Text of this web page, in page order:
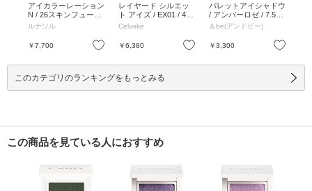
お気に入り
アイカラーレーション
N / 26スキンフュージ
ング / 7g / 26スキンフ
ルナソル
￥7,700 お気に入り
レイヤード シルエッ
ト アイズ / EX01 / 4.7
g / EX01 / 4.7g
Celvoke
￥6,380 お気に入り
パレットアイシャドウ
/ アンバーロゼ / 7.5g /
本体 / アンバーロゼ /
＆be(アンドビー)
￥3,300
このカテゴリのランキングをもっとみる
この商品を見ている人におすすめ